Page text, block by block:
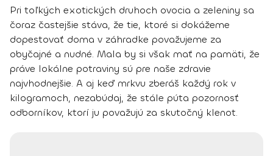
Pri toľkých exotických druhoch ovocia a zeleniny sa
čoraz častejšie stáva, že tie, ktoré si dokážeme
dopestovať doma v záhradke považujeme za
obyčajné a nudné. Mala by si však mať na pamäti, že
práve lokálne potraviny sú pre naše zdravie
najvhodnejšie. A aj keď mrkvu zberáš každý rok v
kilogramoch, nezabúdaj, že stále púta pozornosť
odborníkov, ktorí ju považujú za skutočný klenot.